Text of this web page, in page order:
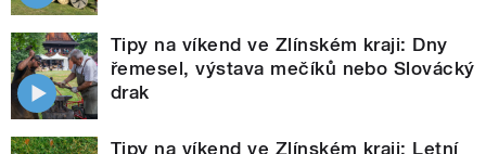
Tipy na víkend ve Zlínském kraji: Dny
řemesel, výstava mečíků nebo Slovácký
drak
Tipy na víkend ve Zlínském kraji: Letní